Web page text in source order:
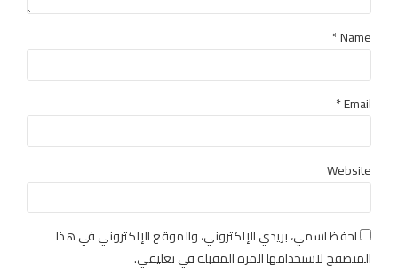
Name *
Email *
Website
احفظ اسمي، بريدي الإلكتروني، والموقع الإلكتروني في هذا
المتصفح لاستخدامها المرة المقبلة في تعليقي.